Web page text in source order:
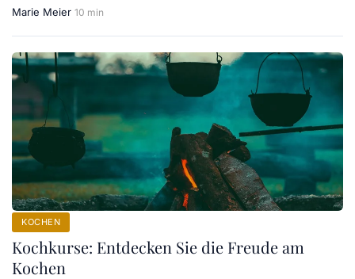
Marie Meier 10 min
KOCHEN
Kochkurse: Entdecken Sie die Freude am
Kochen